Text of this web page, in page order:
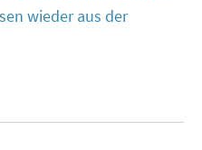
wieder aus der